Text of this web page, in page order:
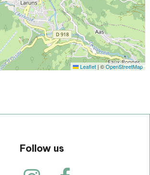
Leaflet | ©OpenStreetMap
Follow us